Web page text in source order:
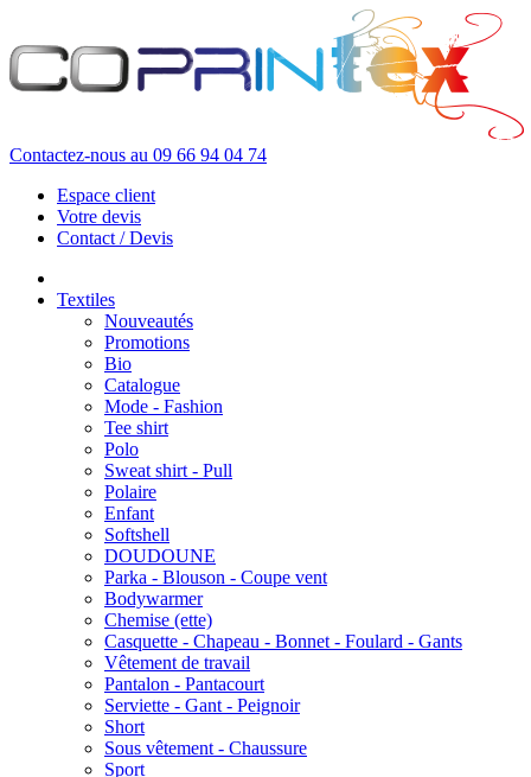
Contactez-nous au 09 66 94 04 74
Espace client
Votre devis
Contact / Devis
Textiles
Nouveautés
Promotions
Bio
Catalogue
Mode - Fashion
Tee shirt
Polo
Sweat shirt - Pull
Polaire
Enfant
Softshell
DOUDOUNE
Parka - Blouson - Coupe vent
Bodywarmer
Chemise (ette)
Casquette - Chapeau - Bonnet - Foulard - Gants
Vêtement de travail
Pantalon - Pantacourt
Serviette - Gant - Peignoir
Short
Sous vêtement - Chaussure
Sport